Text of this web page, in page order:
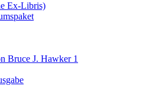
Ex-Libris)
Bruce J. Hawker 1